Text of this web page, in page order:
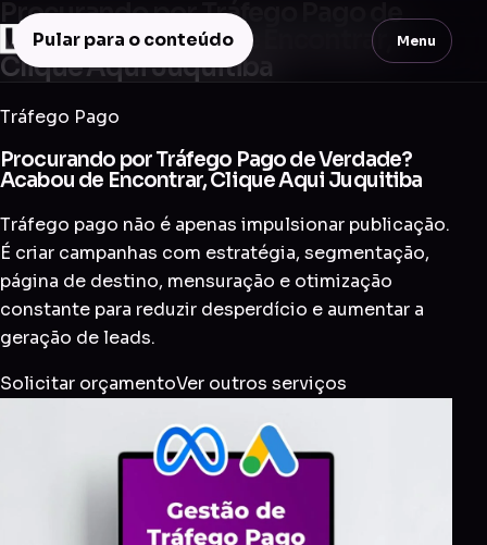
Pular para o conteúdo Menu
Procurando por Tráfego Pago de
Verdade? Acabou de Encontrar,
Clique Aqui Juquitiba
Tráfego Pago
Procurando por Tráfego Pago de Verdade?
Acabou de Encontrar, Clique Aqui Juquitiba
Tráfego pago não é apenas impulsionar publicação.
É criar campanhas com estratégia, segmentação,
página de destino, mensuração e otimização
constante para reduzir desperdício e aumentar a
geração de leads.
Solicitar orçamentoVer outros serviços